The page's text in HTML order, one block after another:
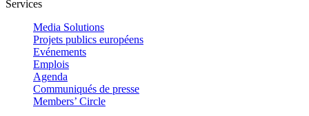
Services
Media Solutions
Projets publics européens
Evénements
Emplois
Agenda
Communiqués de presse
Members’ Circle